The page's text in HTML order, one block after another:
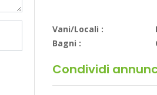
Vani/Locali :
Bagni :
Condividi